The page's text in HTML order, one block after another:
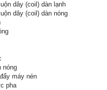
dây (coil) dàn lạnh
dây (coil) dàn nóng
nóng
máy nén
pha